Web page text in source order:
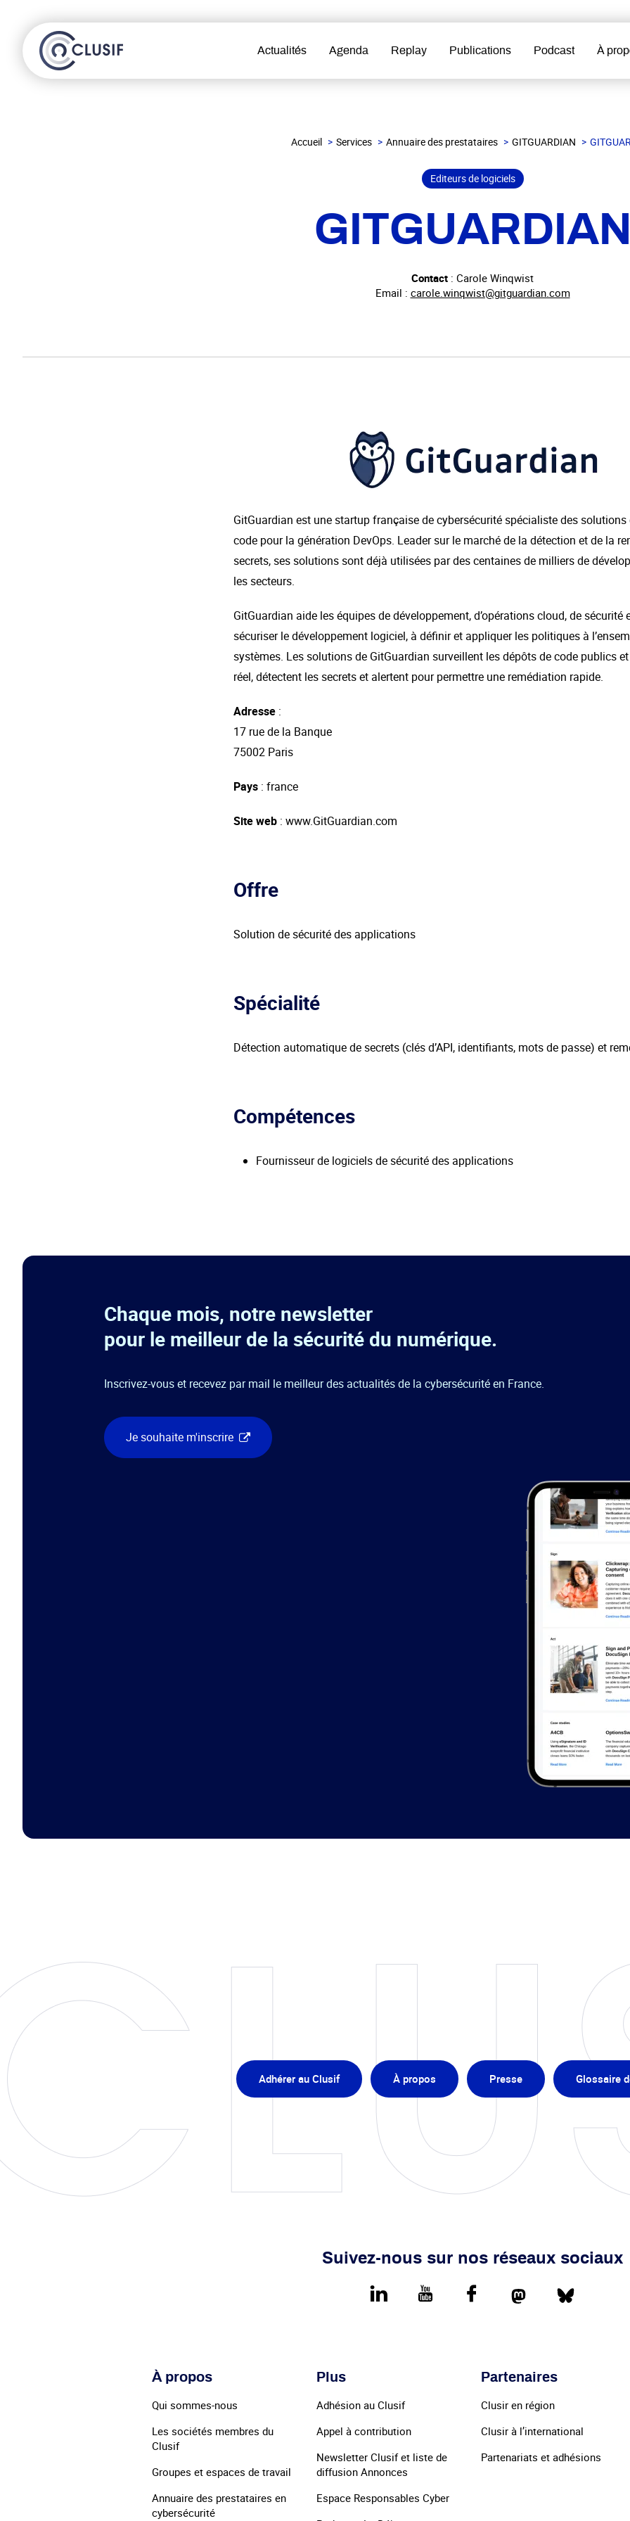
Actualités Agenda Replay Publications Podcast À
Accueil Services Annuaire des prestataires GITGUARDIAN
Editeurs de logiciels
GITGUARDIAN
Contact : Carole Winqwist
Email : carole.winqwist@gitguardian.com
GitGuardian est une startup française de cybersécurité spécialiste des solutions
code pour la génération DevOps. Leader sur le marché de la détection et de la
secrets, ses solutions sont déjà utilisées par des centaines de milliers de
les secteurs.
GitGuardian aide les équipes de développement, d’opérations cloud, de sécurité
sécuriser le développement logiciel, à définir et appliquer les politiques à
systèmes. Les solutions de GitGuardian surveillent les dépôts de code publics
réel, détectent les secrets et alertent pour permettre une remédiation rapide.
Adresse :
17 rue de la Banque
75002 Paris
Pays : france
Site web : www.GitGuardian.com
Offre
Solution de sécurité des applications
Spécialité
Détection automatique de secrets (clés d’API, identifiants, mots de passe) et
Compétences
Fournisseur de logiciels de sécurité des applications
Chaque mois, notre newsletter
pour le meilleur de la sécurité du numérique.
Inscrivez-vous et recevez par mail le meilleur des actualités de la cybersécurité en France.
Je souhaite m'inscrire
Adhérer au Clusif À propos Presse Glossaire
Suivez-nous sur nos réseaux sociaux
LinkedIn youtube FacebookMastodonBluesky
À propos
Qui sommes-nous
Les sociétés membres du
Clusif
Groupes et espaces de travail
Annuaire des prestataires en
cybersécurité
Plus
Adhésion au Clusif
Appel à contribution
Newsletter Clusif et liste de
diffusion Annonces
Espace Responsables Cyber
Partenaires
Clusir en région
Clusir à l’international
Partenariats et adhésions